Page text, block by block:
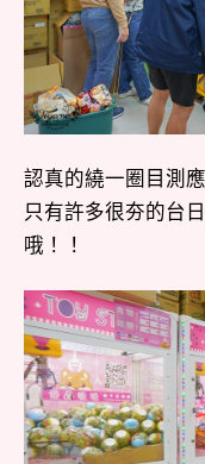
認真的繞一圈目測
只有許多很夯的台
哦！！